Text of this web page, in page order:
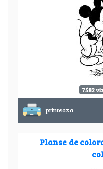
7582
printeaza
Planse de